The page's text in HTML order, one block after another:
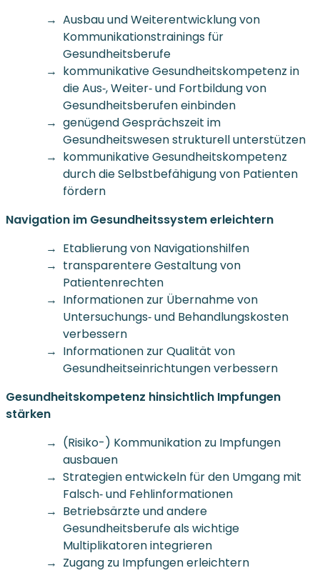
Ausbau und Weiterentwicklung von
Kommunikationstrainings für
Gesundheitsberufe
kommunikative Gesundheitskompetenz in
die Aus‐, Weiter‐ und Fortbildung von
Gesundheitsberufen einbinden
genügend Gesprächszeit im
Gesundheitswesen strukturell unterstützen
kommunikative Gesundheitskompetenz
durch die Selbstbefähigung von Patienten
fördern
Navigation im Gesundheitssystem erleichtern
Etablierung von Navigationshilfen
transparentere Gestaltung von
Patientenrechten
Informationen zur Übernahme von
Untersuchungs‐ und Behandlungskosten
verbessern
Informationen zur Qualität von
Gesundheitseinrichtungen verbessern
Gesundheitskompetenz hinsichtlich Impfungen
stärken
(Risiko-) Kommunikation zu Impfungen
ausbauen
Strategien entwickeln für den Umgang mit
Falsch‐ und Fehlinformationen
Betriebsärzte und andere
Gesundheitsberufe als wichtige
Multiplikatoren integrieren
Zugang zu Impfungen erleichtern